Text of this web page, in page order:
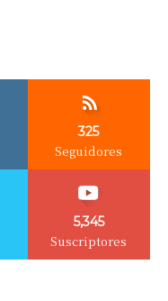
325
Seguidores
5,345
Suscriptores